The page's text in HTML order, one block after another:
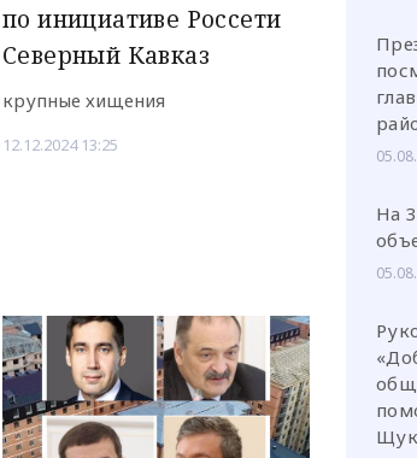
по инициативе Россети
Северный Кавказ
крупные хищения
12.12.2024 13:25
На